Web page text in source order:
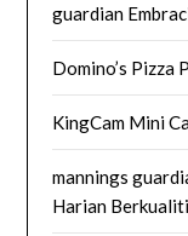
guardian
Domino’s Pizza
KingCam Mini
mannings
Harian Berkualiti